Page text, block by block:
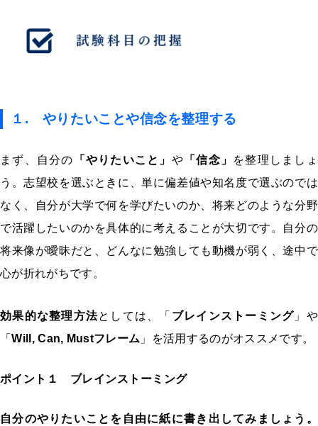
１. やりたいことや信念を整理する
まず、自分の 「やりたいこと」 や 「信念」
を整理しましょ
う。志望校を選ぶときに、単に偏差値や知名度で選ぶのでは
なく、自分が大学で何を学びたいのか、将来どのような分野
で活躍したいのかを具体的に考えることが大切です。自分の
将来像が曖昧だと、どんなに勉強しても動機が弱く、途中で
心が折れがちです。
効果的な整理方法としては、 「 ブレインストーミング 」 や
「Will, Can, Mustフレーム 」 を活用するのがオススメです。
ポイント１ ブレインストーミング
自分のやりたいことを自由に紙に書き出してみましょう。